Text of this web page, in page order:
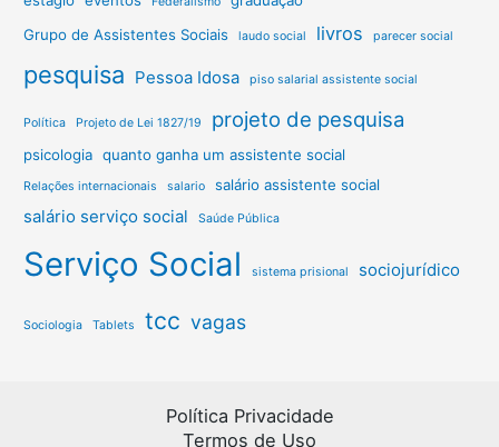
Grupo de Assistentes Sociais
laudo social livros parecer social
pesquisa Pessoa Idosa piso salarial assistente social
Política Projeto de Lei 1827/19 projeto de pesquisa
psicologia quanto ganha um assistente social
Relações internacionais salario salário assistente social
salário serviço social Saúde Pública
Serviço Social sistema prisional sociojurídico
Sociologia Tablets tcc vagas
Política Privacidade
Termos de Uso